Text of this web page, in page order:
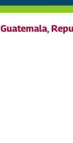
Guatemala,